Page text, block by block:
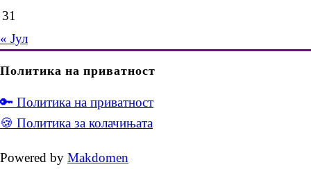
31
« Јул
Политика на приватност
🔑 Политика на приватност
🍪 Политика за колачињата
Powered by Makdomen